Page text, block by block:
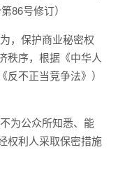
86号修订）
，保护商业秘密权
秩序，根据《中华人
不正当竞争法》）
为公众所知悉、能
权利人采取保密措施